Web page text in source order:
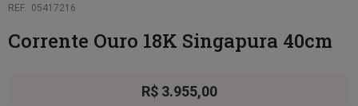
REF.: 05417216
Corrente Ouro 18K Singapura 40cm
R$3.955,00